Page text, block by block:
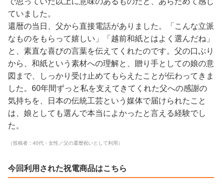
ていました。
還暦の当日、父から直接電話がありました。「こんな立派
なものをもらって嬉しい」「越前和紙とはよく選んだね」
と、素直な喜びの言葉を伝えてくれたのです。父の口ぶり
から、和紙という素材への理解と、贈り手としての娘の意
図まで、しっかり受け止めてもらえたことが伝わってきま
した。60年間ずっと私を支えてきてくれた父への感謝の
気持ちを、日本の伝統工芸という媒体で届けられたこと
は、娘としても選んで本当によかったと言える経験でし
た。
（投稿者：40代・女性／父の還暦祝いとして利用）
今回利用された祝電商品はこちら